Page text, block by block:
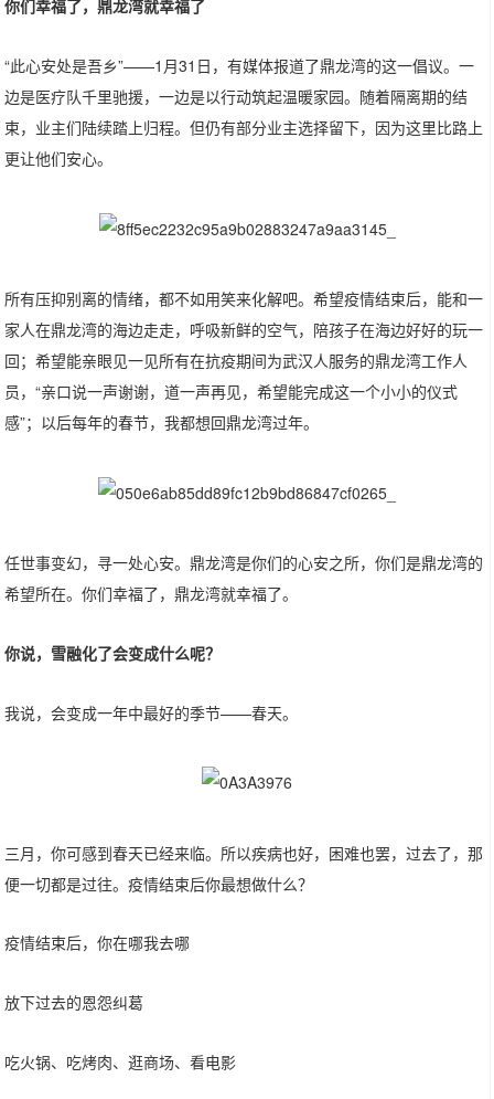
你们幸福了，鼎龙湾就幸福了
“此心安处是吾乡”——1月31日，有媒体报道了鼎龙湾的这一倡议。一
边是医疗队千里驰援，一边是以行动筑起温暖家园。随着隔离期的结
束，业主们陆续踏上归程。但仍有部分业主选择留下，因为这里比路上
更让他们安心。
所有压抑别离的情绪，都不如用笑来化解吧。希望疫情结束后，能和一
家人在鼎龙湾的海边走走，呼吸新鲜的空气，陪孩子在海边好好的玩一
回；希望能亲眼见一见所有在抗疫期间为武汉人服务的鼎龙湾工作人
员，“亲口说一声谢谢，道一声再见，希望能完成这一个小小的仪式
感”；以后每年的春节，我都想回鼎龙湾过年。
任世事变幻，寻一处心安。鼎龙湾是你们的心安之所，你们是鼎龙湾的
希望所在。你们幸福了，鼎龙湾就幸福了。
你说，雪融化了会变成什么呢？
我说，会变成一年中最好的季节——春天。
三月，你可感到春天已经来临。所以疾病也好，困难也罢，过去了，那
便一切都是过往。疫情结束后你最想做什么？
疫情结束后，你在哪我去哪
放下过去的恩怨纠葛
吃火锅、吃烤肉、逛商场、看电影